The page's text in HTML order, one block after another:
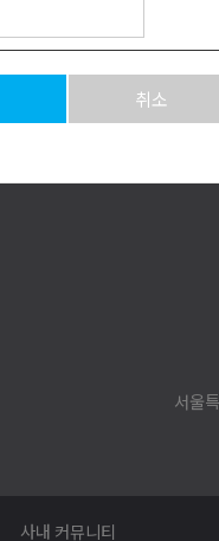
취소
서울
사내 커뮤니티